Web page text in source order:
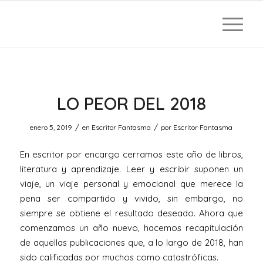
LO PEOR DEL 2018
enero 5, 2019 / en Escritor Fantasma / por Escritor Fantasma
En escritor por encargo cerramos este año de libros,
literatura y aprendizaje. Leer y escribir suponen un
viaje, un viaje personal y emocional que merece la
pena ser compartido y vivido, sin embargo, no
siempre se obtiene el resultado deseado. Ahora que
comenzamos un año nuevo, hacemos recapitulación
de aquellas publicaciones que, a lo largo de 2018, han
sido calificadas por muchos como catastróficas.